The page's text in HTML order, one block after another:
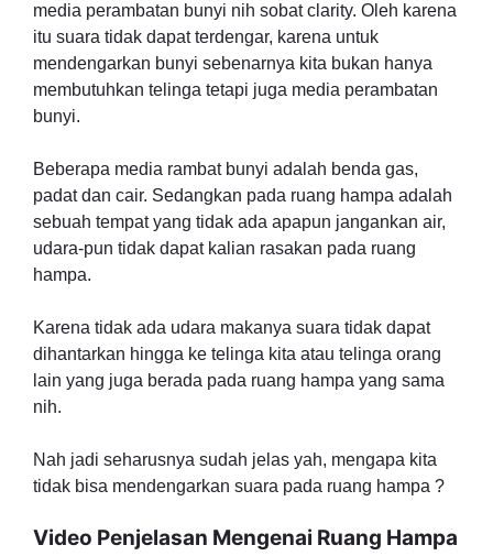
media perambatan bunyi nih sobat clarity. Oleh karena
itu suara tidak dapat terdengar, karena untuk
mendengarkan bunyi sebenarnya kita bukan hanya
membutuhkan telinga tetapi juga media perambatan
bunyi.
Beberapa media rambat bunyi adalah benda gas,
padat dan cair. Sedangkan pada ruang hampa adalah
sebuah tempat yang tidak ada apapun jangankan air,
udara-pun tidak dapat kalian rasakan pada ruang
hampa.
Karena tidak ada udara makanya suara tidak dapat
dihantarkan hingga ke telinga kita atau telinga orang
lain yang juga berada pada ruang hampa yang sama
nih.
Nah jadi seharusnya sudah jelas yah, mengapa kita
tidak bisa mendengarkan suara pada ruang hampa ?
Video Penjelasan Mengenai Ruang Hampa